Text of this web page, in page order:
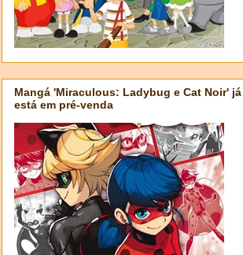
Mangá 'Miraculous: Ladybug e Cat Noir' já
está em pré-venda